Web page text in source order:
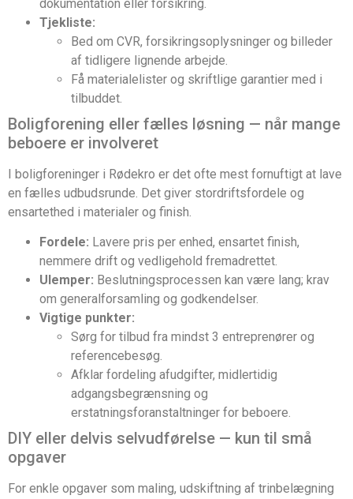
dokumentation eller forsikring.
Tjekliste:
Bed om CVR, forsikringsoplysninger og billeder
af tidligere lignende arbejde.
Få materialelister og skriftlige garantier med i
tilbuddet.
Boligforening eller fælles løsning — når mange
beboere er involveret
I boligforeninger i Rødekro er det ofte mest fornuftigt at lave
en fælles udbudsrunde. Det giver stordriftsfordele og
ensartethed i materialer og finish.
Fordele: Lavere pris per enhed, ensartet finish,
nemmere drift og vedligehold fremadrettet.
Ulemper: Beslutningsprocessen kan være lang; krav
om generalforsamling og godkendelser.
Vigtige punkter:
Sørg for tilbud fra mindst 3 entreprenører og
referencebesøg.
Afklar fordeling afudgifter, midlertidig
adgangsbegrænsning og
erstatningsforanstaltninger for beboere.
DIY eller delvis selvudførelse — kun til små
opgaver
For enkle opgaver som maling, udskiftning af trinbelægning